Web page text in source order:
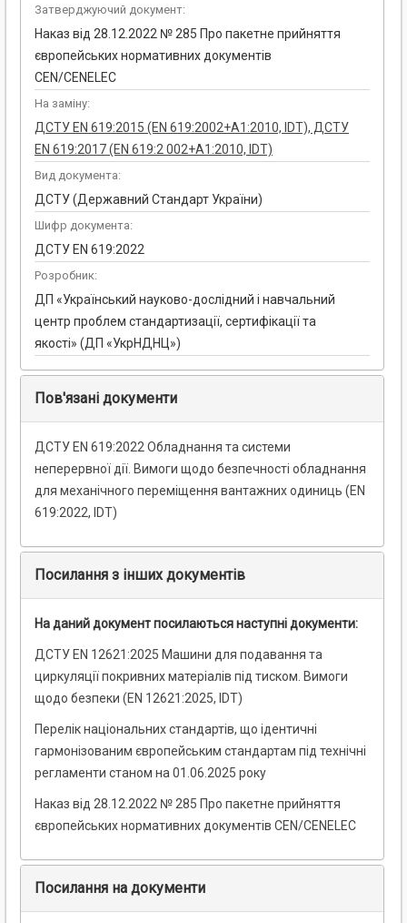
Затверджуючий документ:
Наказ від 28.12.2022 № 285 Про пакетне прийняття
європейських нормативних документів
CEN/CENELEC
На заміну:
ДСТУ EN 619:2015 (EN 619:2002+A1:2010, IDT), ДСТУ
EN 619:2017 (EN 619:2 002+А1:2010, IDT)
Вид документа:
ДСТУ (Державний Стандарт України)
Шифр документа:
ДСТУ EN 619:2022
Розробник:
ДП «Український науково-дослідний і навчальний
центр проблем стандартизації, сертифікації та
якості» (ДП «УкрНДНЦ»)
Пов'язані документи
ДСТУ EN 619:2022 Обладнання та системи
неперервної дії. Вимоги щодо безпечності обладнання
для механічного переміщення вантажних одиниць (EN
619:2022, IDT)
Посилання з інших документів
На даний документ посилаються наступні документи:
ДСТУ EN 12621:2025 Машини для подавання та
циркуляції покривних матеріалів під тиском. Вимоги
щодо безпеки (EN 12621:2025, IDT)
Перелік національних стандартів, що ідентичні
гармонізованим європейським стандартам під технічні
регламенти станом на 01.06.2025 року
Наказ від 28.12.2022 № 285 Про пакетне прийняття
європейських нормативних документів CEN/CENELEC
Посилання на документи